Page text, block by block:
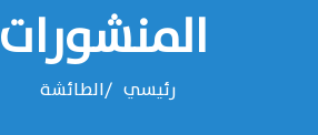
المنشورات
رئيسي الطائشة